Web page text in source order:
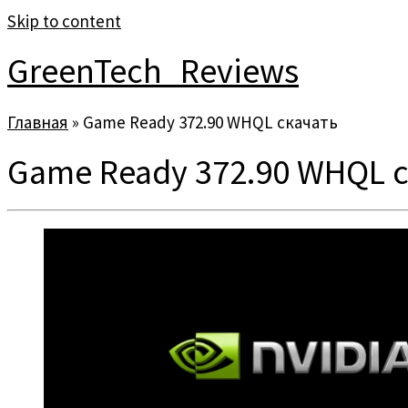
Skip to content
GreenTech_Reviews
Главная » Game Ready 372.90 WHQL скачать
Game Ready 372.90 WHQL